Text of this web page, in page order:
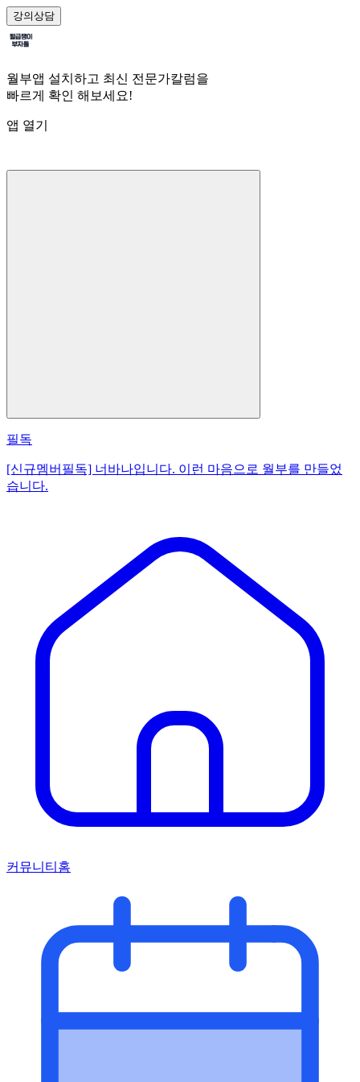
강의상담
월부앱 설치하고 최신 전문가칼럼을
빠르게 확인 해보세요!
앱 열기
필독
[신규멤버필독] 너바나입니다. 이런 마음으로 월부를 만들었
습니다.
커뮤니티홈